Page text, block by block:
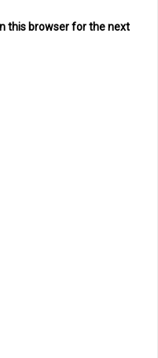
this browser for the next